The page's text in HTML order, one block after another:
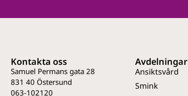
Kontakta oss
Samuel Permans gata 28
831 40 Östersund
063-102120
Avdelningar
Ansiktsvård
Smink